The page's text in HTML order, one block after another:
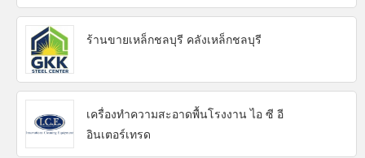
ร้านขายเหล็กชลบุรี คลังเหล็กชลบุรี
เครื่องทำความสะอาดพื้นโรงงาน ไอ ซี อี
อินเตอร์เทรด